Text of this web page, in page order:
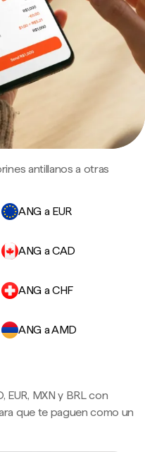
antillanos a otras
ANG a EUR
ANG a CAD
ANG a CHF
ANG a AMD
MXN y BRL con
que te paguen como un